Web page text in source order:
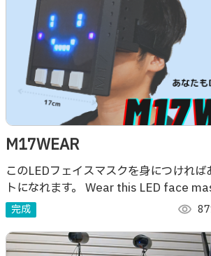
M17WEAR
このLEDフェイスマスクを身につければ
トになれます。 Wear this LED face
like a robot.
完成 visibility